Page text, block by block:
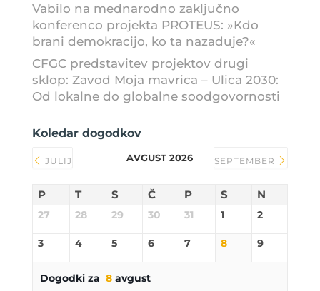
Vabilo na mednarodno zaključno
konferenco projekta PROTEUS: »Kdo
brani demokracijo, ko ta nazaduje?«
CFGC predstavitev projektov drugi
sklop: Zavod Moja mavrica – Ulica 2030:
Od lokalne do globalne soodgovornosti
Koledar dogodkov
JULIJ AVGUST 2026 SEPTEMBER
P T S Č P S N
27 28 29 30 31 1 2
3 4 5 6 7 8 9
Dogodki za 8avgust